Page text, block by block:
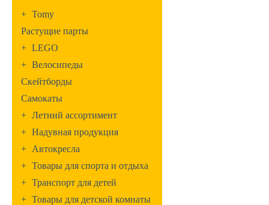
+ Tomy
Растущие парты
+ LEGO
+ Велосипеды
Скейтборды
Самокаты
+ Летний ассортимент
+ Надувная продукция
+ Автокресла
+ Товары для спорта и отдыха
+ Транспорт для детей
+ Товары для детской комнаты